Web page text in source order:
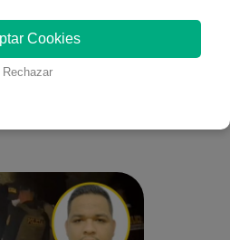
te puede
Cookies
Rechazar